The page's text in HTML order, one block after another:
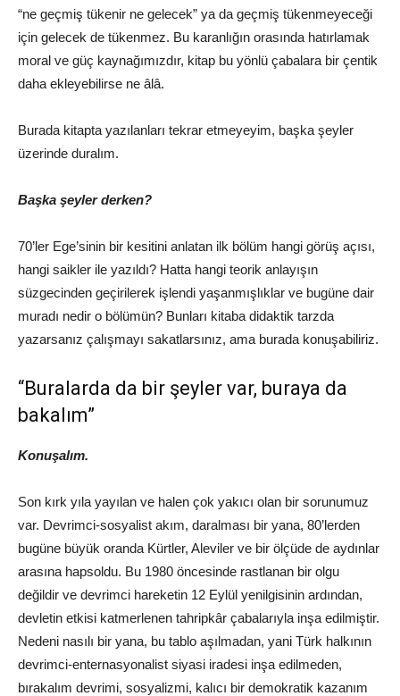
“ne geçmiş tükenir ne gelecek” ya da geçmiş tükenmeyeceği
için gelecek de tükenmez. Bu karanlığın orasında hatırlamak
moral ve güç kaynağımızdır, kitap bu yönlü çabalara bir çentik
daha ekleyebilirse ne âlâ.
Burada kitapta yazılanları tekrar etmeyeyim, başka şeyler
üzerinde duralım.
Başka şeyler derken?
70’ler Ege’sinin bir kesitini anlatan ilk bölüm hangi görüş açısı,
hangi saikler ile yazıldı? Hatta hangi teorik anlayışın
süzgecinden geçirilerek işlendi yaşanmışlıklar ve bugüne dair
muradı nedir o bölümün? Bunları kitaba didaktik tarzda
yazarsanız çalışmayı sakatlarsınız, ama burada konuşabiliriz.
“Buralarda da bir şeyler var, buraya da
bakalım”
Konuşalım.
Son kırk yıla yayılan ve halen çok yakıcı olan bir sorunumuz
var. Devrimci-sosyalist akım, daralması bir yana, 80’lerden
bugüne büyük oranda Kürtler, Aleviler ve bir ölçüde de aydınlar
arasına hapsoldu. Bu 1980 öncesinde rastlanan bir olgu
değildir ve devrimci hareketin 12 Eylül yenilgisinin ardından,
devletin etkisi katmerlenen tahripkâr çabalarıyla inşa edilmiştir.
Nedeni nasılı bir yana, bu tablo aşılmadan, yani Türk halkının
devrimci-enternasyonalist siyasi iradesi inşa edilmeden,
bırakalım devrimi, sosyalizmi, kalıcı bir demokratik kazanım